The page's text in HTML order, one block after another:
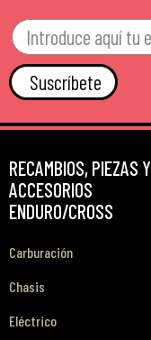
Suscríbete
RECAMBIOS, PIEZAS Y
ACCESORIOS
ENDURO/CROSS
Carburación
Chasis
Eléctrico